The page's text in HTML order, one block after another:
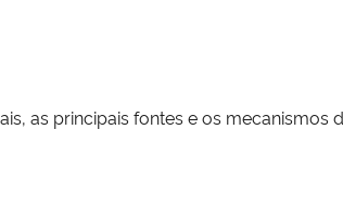
as principais fontes e os